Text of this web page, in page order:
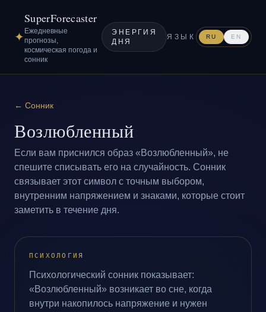
✦
SuperForecaster
Ежедневные
прогнозы,
космическая погода и
сонник
ЭНЕРГИЯ
ДНЯ
ЯЗЫК RU EN
← Сонник
Возлюбленный
Если вам приснился образ «Возлюбленный», не
спешите списывать его на случайность. Сонник
связывает этот символ с точным выбором,
внутренним напряжением и знаками, которые стоит
заметить в течение дня.
ПСИХОЛОГИЯ
Психологический сонник показывает:
«Возлюбленный» возникает во сне, когда
внутри накопилось напряжение и нужен